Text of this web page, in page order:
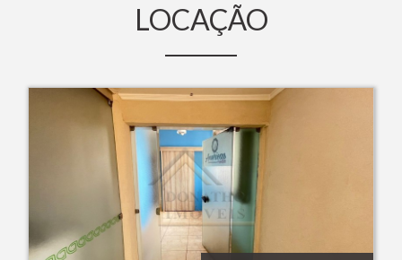
LOCAÇÃO